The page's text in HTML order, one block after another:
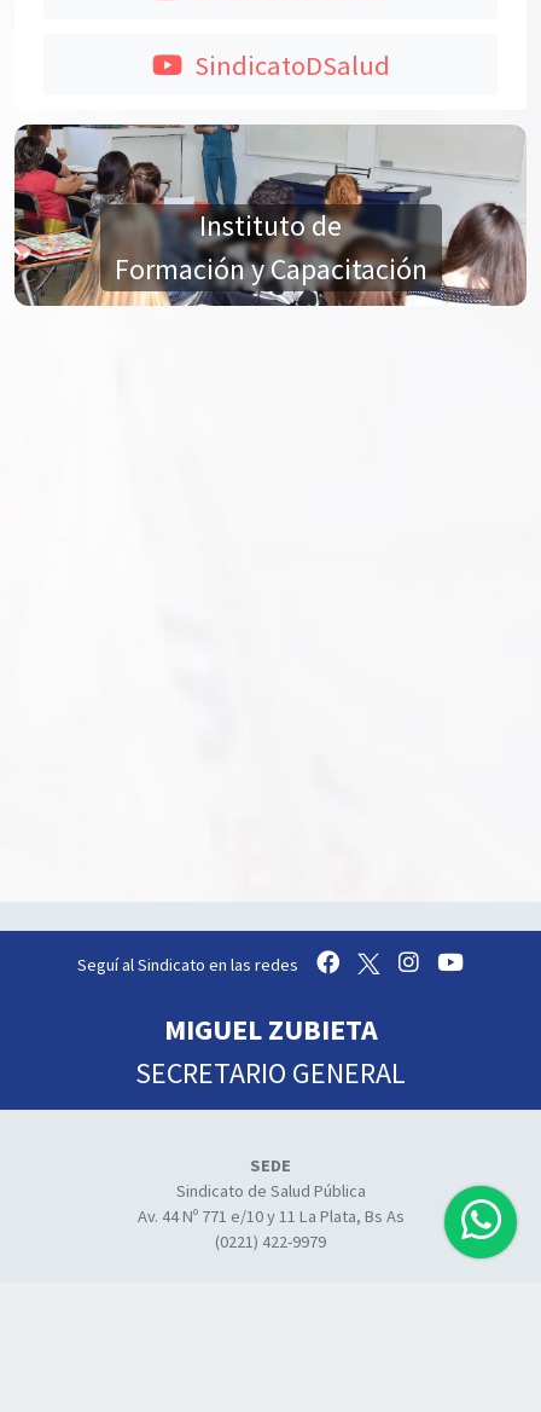
SindicatoDSalud
Instituto de
Formación y Capacitación
Seguí al Sindicato en las redes
MIGUEL ZUBIETA
SECRETARIO GENERAL
SEDE
Sindicato de Salud Pública
Av. 44 Nº 771 e/10 y 11 La Plata, Bs As
(0221) 422-9979